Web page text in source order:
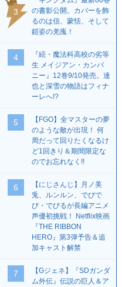
3
の書影公開。カバーを飾
るのは信、蒙恬、そして
鎧姿の羌瘣！
4
『続・魔法科高校の劣等
生 メイジアン・カンパ
ニー』12巻9/10発売。達
也と深雪の物語はフィナ
ーレへ!?
5
【FGO】全マスターの夢
のような敵が出現！ 何
周だって回りたくなるけ
ど1回きり＆期間限定な
のでお忘れなく!!
6
【にじさんじ】月ノ美
兎、ルンルン、でびで
び・でびるが長編アニメ
声優初挑戦！ Netflix映画
『THE RIBBON
HERO』第3弾予告＆追
加キャスト解禁
7
【Gジェネ】『SDガンダ
ム外伝』伝説の巨人＆ア